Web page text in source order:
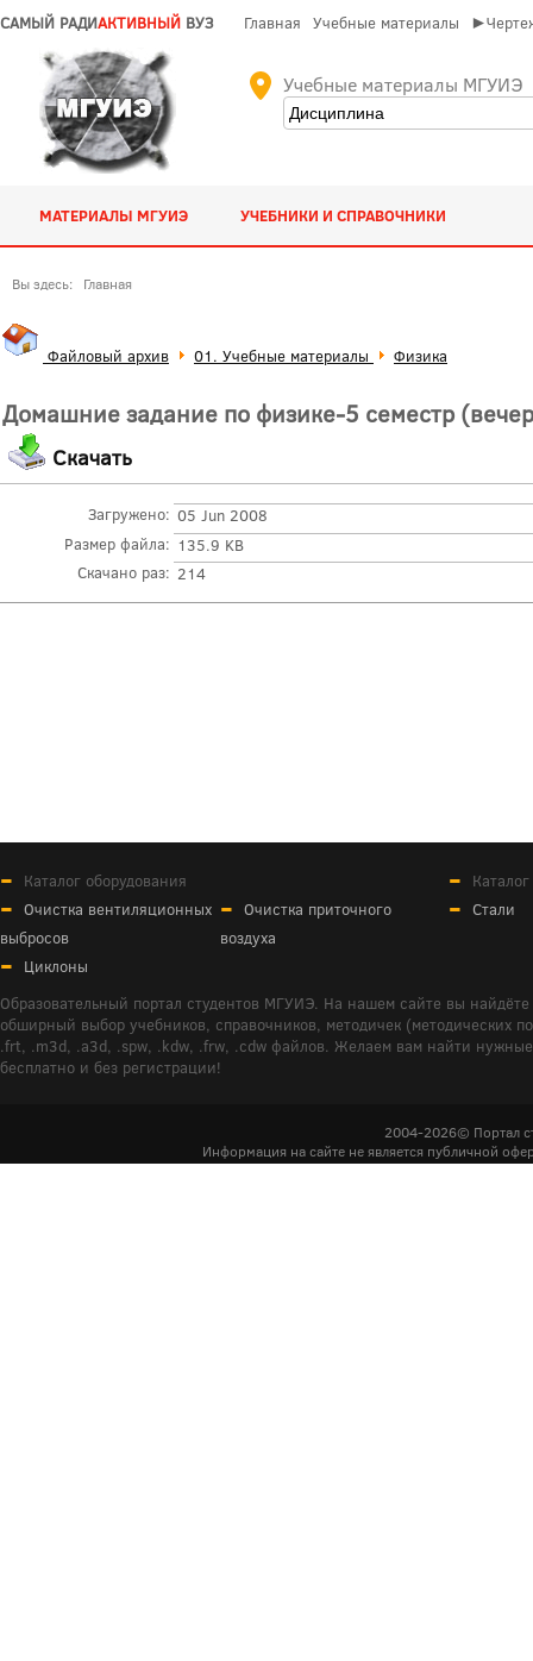
САМЫЙ РАДИАКТИВНЫЙ ВУЗ Главная Учебные материалы
Учебные материалы МГУИЭ
МАТЕРИАЛЫ МГУИЭ УЧЕБНИКИ И СПРАВОЧНИКИ
Вы здесь: Главная
Файловый архив 01. Учебные материалы Физика
Домашние задание по физике-5 семестр
Скачать
Загружено: 05 Jun 2008
Размер файла: 135.9 KB
Скачано раз: 214
Каталог оборудования
Очистка вентиляционных
выбросов
Очистка приточного
воздуха
Циклоны
Стали
Образовательный портал студентов МГУИЭ. На нашем сайте вы
обширный выбор учебников, справочников, методичек (методических
.frt, .m3d, .a3d, .spw, .kdw, .frw, .cdw файлов. Желаем вам найти
бесплатно и без регистрации!
2004-2026© Портал
Информация на сайте не является публичной